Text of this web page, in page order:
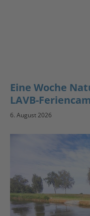
Eine Woche
LAVB-
6. August 2026